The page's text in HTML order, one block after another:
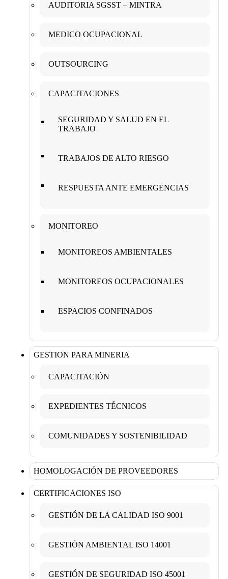
AUDITORIA SGSST – MINTRA
MEDICO OCUPACIONAL
OUTSOURCING
CAPACITACIONES
SEGURIDAD Y SALUD EN EL
TRABAJO
TRABAJOS DE ALTO RIESGO
RESPUESTA ANTE EMERGENCIAS
MONITOREO
MONITOREOS AMBIENTALES
MONITOREOS OCUPACIONALES
ESPACIOS CONFINADOS
GESTION PARA MINERIA
CAPACITACIÓN
EXPEDIENTES TÉCNICOS
COMUNIDADES Y SOSTENIBILIDAD
HOMOLOGACIÓN DE PROVEEDORES
CERTIFICACIONES ISO
GESTIÓN DE LA CALIDAD ISO 9001
GESTIÓN AMBIENTAL ISO 14001
GESTIÓN DE SEGURIDAD ISO 45001